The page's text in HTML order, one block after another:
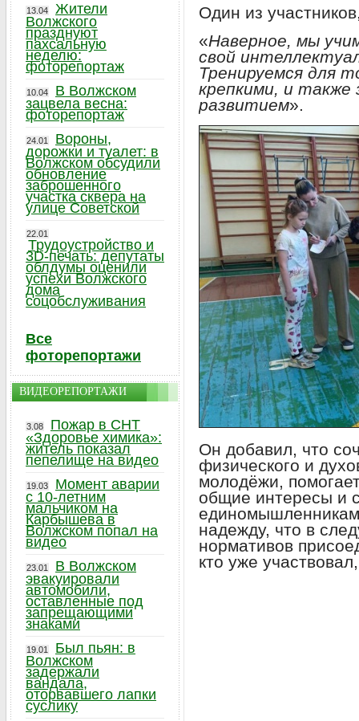
Один из
«Наверное, мы
свой
Тренируемся для
крепкими, и также
развитием».
Он добавил, что
физического и
молодёжи,
общие интересы и
надежду, что в
нормативов
кто уже
13.04
Жители
Волжского
празднуют
пахсальную
неделю:
фоторепортаж
10.04
В Волжском
зацвела весна:
фоторепортаж
24.01
Вороны,
дорожки и туалет: в
Волжском обсудили
обновление
заброшенного
участка сквера на
улице Советской
22.01
Трудоустройство и
3D-печать: депутаты
облдумы оценили
успехи Волжского
дома
соцобслуживания
Все
фоторепортажи
ВИДЕОРЕПОРТАЖИ
3.08
Пожар в СНТ
«Здоровье химика»:
житель показал
пепелище на видео
19.03
Момент аварии
с 10-летним
мальчиком на
Карбышева в
Волжском попал на
видео
23.01
В Волжском
эвакуировали
автомобили,
оставленные под
запрещающими
знаками
19.01
Был пьян: в
Волжском
задержали
вандала,
оторвавшего лапки
суслику